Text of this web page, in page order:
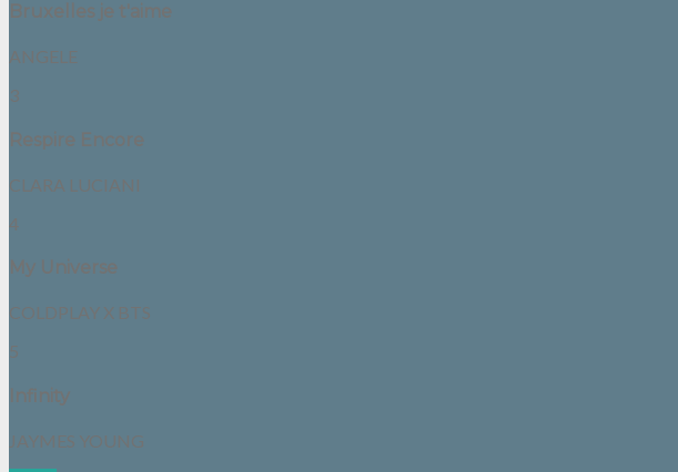
Bruxelles je t'aime
ANGELE
3
Respire Encore
CLARA LUCIANI
4
My Universe
COLDPLAY X BTS
5
Infinity
JAYMES YOUNG